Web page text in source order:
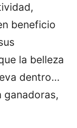
beneficio
la belleza
dentro…